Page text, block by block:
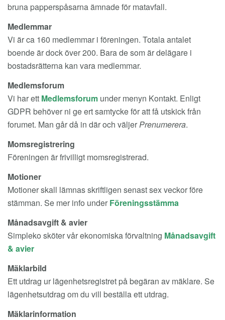
bruna papperspåsarna ämnade för matavfall.
Medlemmar
Vi är ca 160 medlemmar i föreningen. Totala antalet
boende är dock över 200. Bara de som är delägare i
bostadsrätterna kan vara medlemmar.
Medlemsforum
Vi har ett Medlemsforum under menyn Kontakt. Enligt
GDPR behöver ni ge ert samtycke för att få utskick från
forumet. Man går då in där och väljerPrenumerera.
Momsregistrering
Föreningen är frivilligt momsregistrerad.
Motioner
Motioner skall lämnas skriftligen senast sex veckor före
stämman. Se mer info under Föreningsstämma
Månadsavgift & avier
Simpleko sköter vår ekonomiska förvaltning Månadsavgift
& avier
Mäklarbild
Ett utdrag ur lägenhetsregistret på begäran av mäklare. Se
lägenhetsutdrag om du vill beställa ett utdrag.
Mäklarinformation